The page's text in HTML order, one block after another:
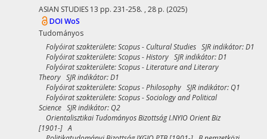
ASIAN STUDIES 13 pp. 231-258. , 28 p. (2025)
DOIWoS
Tudományos
Folyóirat szakterülete: Scopus - Cultural Studies SJR indikátor: D1
Folyóirat szakterülete: Scopus - History SJR indikátor: D1
Folyóirat szakterülete: Scopus - Literature and Literary
Theory SJR indikátor: D1
Folyóirat szakterülete: Scopus - Philosophy SJR indikátor: Q1
Folyóirat szakterülete: Scopus - Sociology and Political
Science SJR indikátor: Q2
Orientalisztikai Tudományos Bizottság I.NYIO Orient Biz
[1901-] A